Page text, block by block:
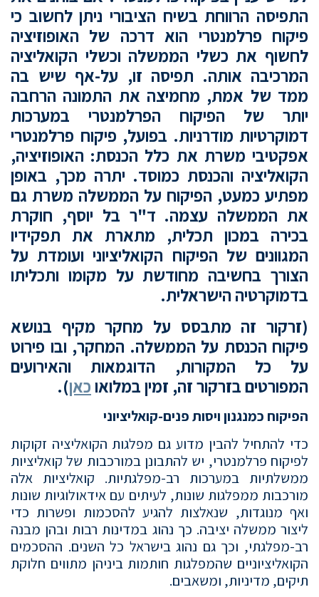
התפיסה הרווחת בשיח הציבורי ניתן לחשוב כי
פיקוח פרלמנטרי הוא דרכה של האופוזיציה
לחשוף את כשלי הממשלה וכשלי הקואליציה
המרכיבה אותה. תפיסה זו, על-אף שיש בה
ממד של אמת, מחמיצה את התמונה הרחבה
יותר של הפיקוח הפרלמנטרי במערכות
דמוקרטיות מודרניות. בפועל, פיקוח פרלמנטרי
אפקטיבי משרת את כלל הכנסת: האופוזיציה,
הקואליציה והכנסת כמוסד. יתרה מכך, באופן
מפתיע כמעט, הפיקוח על הממשלה משרת גם
את הממשלה עצמה. ד"ר בל יוסף, חוקרת
בכירה במכון תכלית, מתארת את תפקידיו
המגוונים של הפיקוח הקואליציוני ועומדת על
הצורך בחשיבה מחודשת על מקומו ותכליתו
בדמוקרטיה הישראלית.
(זרקור זה מתבסס על מחקר מקיף בנושא
פיקוח הכנסת על הממשלה. המחקר, ובו פירוט
על כל המקורות, הדוגמאות והאירועים
המפורטים בזרקור זה, זמין במלואוכאן).
הפיקוח כמנגנון ויסות פנים-קואליציוני
כדי להתחיל להבין מדוע גם מפלגות הקואליציה זקוקות
לפיקוח פרלמנטרי, יש להתבונן במורכבות של קואליציות
ממשלתיות במערכות רב-מפלגתיות. קואליציות אלה
מורכבות ממפלגות שונות, לעיתים עם אידאולוגיות שונות
ואף מנוגדות, שנאלצות להגיע להסכמות ופשרות כדי
ליצור ממשלה יציבה. כך נהוג במדינות רבות ובהן מבנה
רב-מפלגתי, וכך גם נהוג בישראל כל השנים. ההסכמים
הקואליציוניים שהמפלגות חותמות ביניהן מתווים חלוקת
תיקים, מדיניות, ומשאבים.